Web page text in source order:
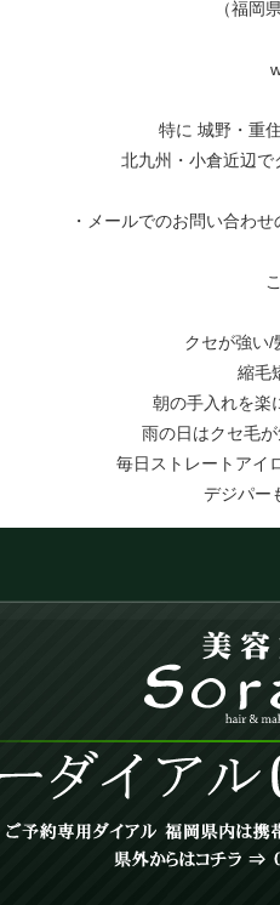
（福岡
特に 城野・重
北九州・小倉近辺で
・メールでのお問い合わ
クセが強い/
縮毛
朝の手入れを楽
雨の日はクセ毛
毎日ストレートアイ
デジパー